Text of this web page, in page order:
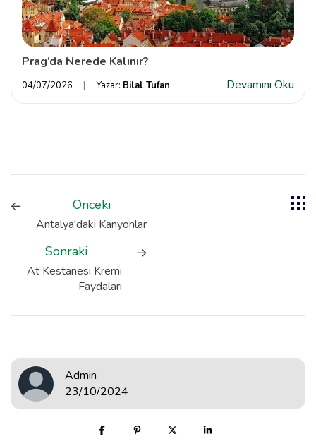
Prag’da Nerede Kalınır?
04/07/2026 Yazar: Bilal Tufan Devamını Oku
Önceki
Antalya'daki Kanyonlar
Sonraki
At Kestanesi Kremi
Faydaları
Admin
23/10/2024